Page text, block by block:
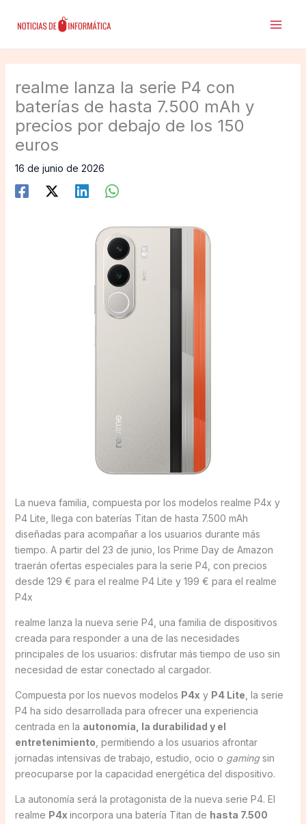
realme lanza la serie P4 con
baterías de hasta 7.500 mAh y
precios por debajo de los 150
euros
16 de junio de 2026
La nueva familia, compuesta por los modelos realme P4x y
P4 Lite, llega con baterías Titan de hasta 7.500 mAh
diseñadas para acompañar a los usuarios durante más
tiempo. A partir del 23 de junio, los Prime Day de Amazon
traerán ofertas especiales para la serie P4, con precios
desde 129 € para el realme P4 Lite y 199 € para el realme
P4x
realme lanza la nueva serie P4, una familia de dispositivos
creada para responder a una de las necesidades
principales de los usuarios: disfrutar más tiempo de uso sin
necesidad de estar conectado al cargador.
Compuesta por los nuevos modelos P4x y P4 Lite , la serie
P4 ha sido desarrollada para ofrecer una experiencia
centrada en la autonomía, la durabilidad y el
entretenimiento , permitiendo a los usuarios afrontar
jornadas intensivas de trabajo, estudio, ocio o gamingsin
preocuparse por la capacidad energética del dispositivo.
La autonomía será la protagonista de la nueva serie P4. El
realme P4x incorpora una batería Titan de hasta 7.500